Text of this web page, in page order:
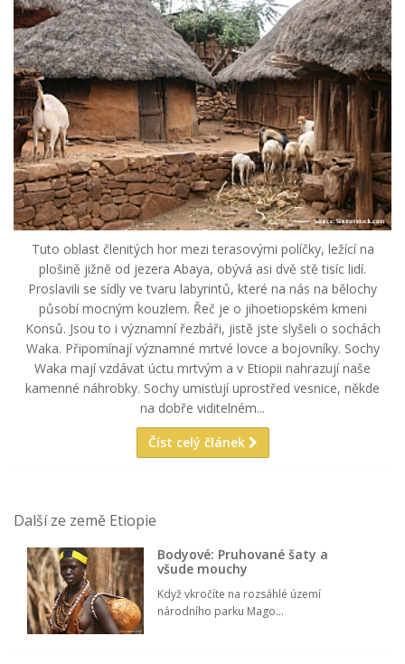
Tuto oblast členitých hor mezi terasovými políčky, ležící na
plošině jižně od jezera Abaya, obývá asi dvě stě tisíc lidí.
Proslavili se sídly ve tvaru labyrintů, které na nás na bělochy
působí mocným kouzlem. Řeč je o jihoetiopském kmeni
Konsů. Jsou to i významní řezbáři, jistě jste slyšeli o sochách
Waka. Připomínají významné mrtvé lovce a bojovníky. Sochy
Waka mají vzdávat úctu mrtvým a v Etiopii nahrazují naše
kamenné náhrobky. Sochy umisťují uprostřed vesnice, někde
na dobře viditelném...
Číst celý článek
Další ze země Etiopie
Bodyové: Pruhované šaty a
všude mouchy
Když vkročíte na rozsáhlé území
národního parku Mago...